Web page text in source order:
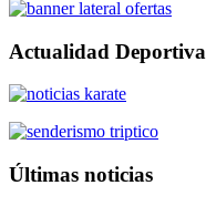
Actualidad Deportiva
Últimas noticias